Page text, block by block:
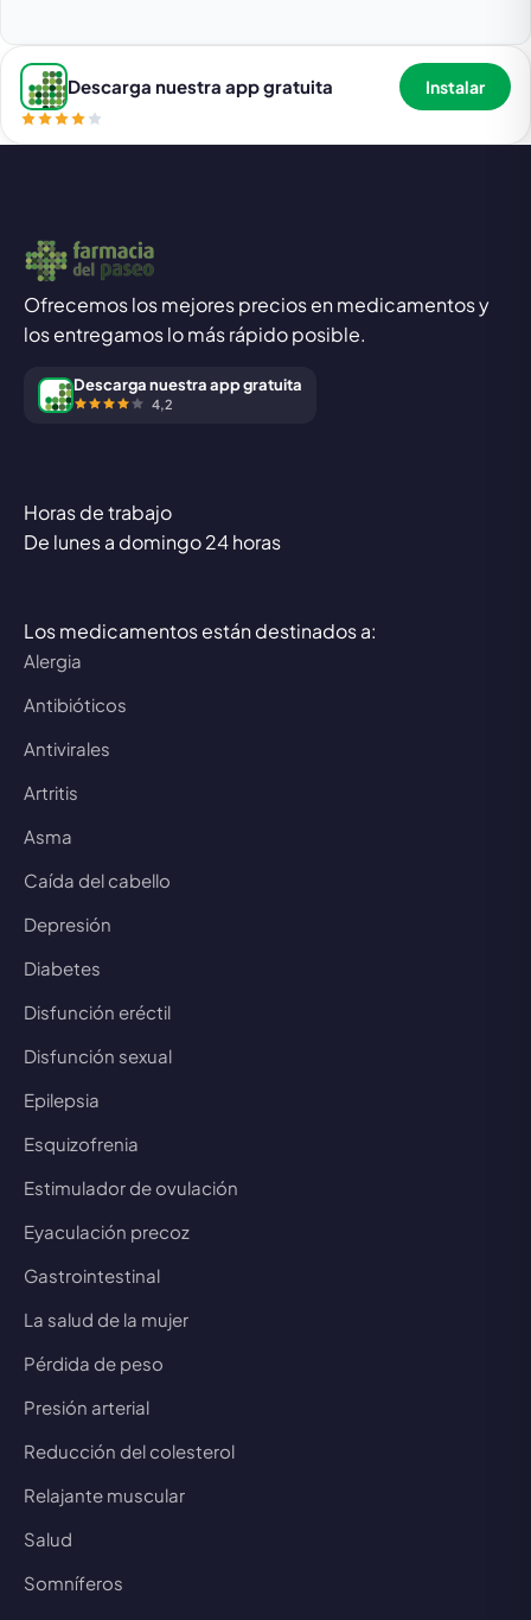
Descarga nuestra app gratuita Instalar
Ofrecemos los mejores precios en medicamentos y
los entregamos lo más rápido posible.
Descarga nuestra app gratuita
4,2
Horas de trabajo
De lunes a domingo 24 horas
Los medicamentos están destinados a:
Alergia
Antibióticos
Antivirales
Artritis
Asma
Caída del cabello
Depresión
Diabetes
Disfunción eréctil
Disfunción sexual
Epilepsia
Esquizofrenia
Estimulador de ovulación
Eyaculación precoz
Gastrointestinal
La salud de la mujer
Pérdida de peso
Presión arterial
Reducción del colesterol
Relajante muscular
Salud
Somníferos